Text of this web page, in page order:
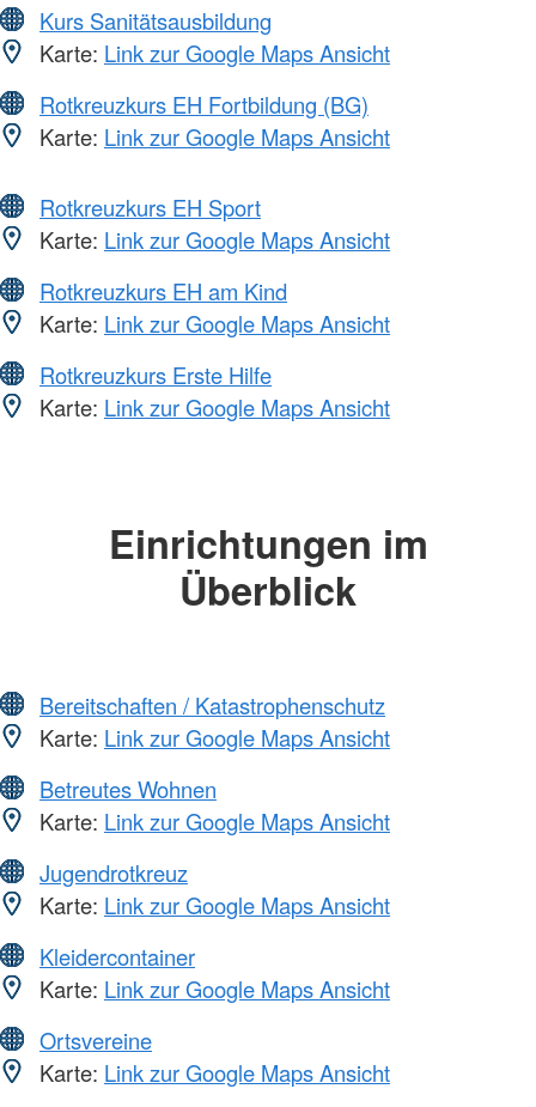
Kurs Sanitätsausbildung
Karte: Link zur Google Maps Ansicht
Rotkreuzkurs EH Fortbildung (BG)
Karte: Link zur Google Maps Ansicht
Rotkreuzkurs EH Sport
Karte: Link zur Google Maps Ansicht
Rotkreuzkurs EH am Kind
Karte: Link zur Google Maps Ansicht
Rotkreuzkurs Erste Hilfe
Karte: Link zur Google Maps Ansicht
Einrichtungen im
Überblick
Bereitschaften / Katastrophenschutz
Karte: Link zur Google Maps Ansicht
Betreutes Wohnen
Karte: Link zur Google Maps Ansicht
Jugendrotkreuz
Karte: Link zur Google Maps Ansicht
Kleidercontainer
Karte: Link zur Google Maps Ansicht
Ortsvereine
Karte: Link zur Google Maps Ansicht